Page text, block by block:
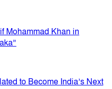
Mohammad Khan in
to Become India’s Next